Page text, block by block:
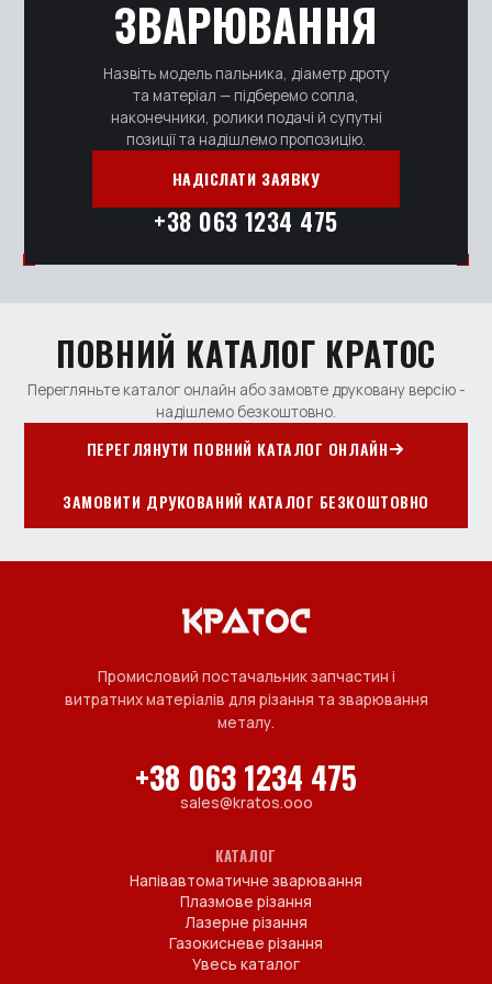
ЗВАРЮВАННЯ
Назвіть модель пальника, діаметр дроту
та матеріал — підберемо сопла,
наконечники, ролики подачі й супутні
позиції та надішлемо пропозицію.
НАДІСЛАТИ ЗАЯВКУ
+38 063 1234 475
ПОВНИЙ КАТАЛОГ КРАТОС
Перегляньте каталог онлайн або замовте друковану версію -
надішлемо безкоштовно.
ПЕРЕГЛЯНУТИ ПОВНИЙ КАТАЛОГ ОНЛАЙН
ЗАМОВИТИ ДРУКОВАНИЙ КАТАЛОГ БЕЗКОШТОВНО
Промисловий постачальник запчастин і
витратних матеріалів для різання та зварювання
металу.
+38 063 1234 475
sales@kratos.ooo
КАТАЛОГ
Напівавтоматичне зварювання
Плазмове різання
Лазерне різання
Газокисневе різання
Увесь каталог